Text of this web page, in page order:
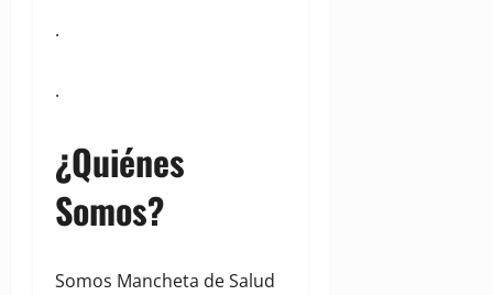
.
.
¿Quiénes
Somos?
Somos Mancheta de Salud